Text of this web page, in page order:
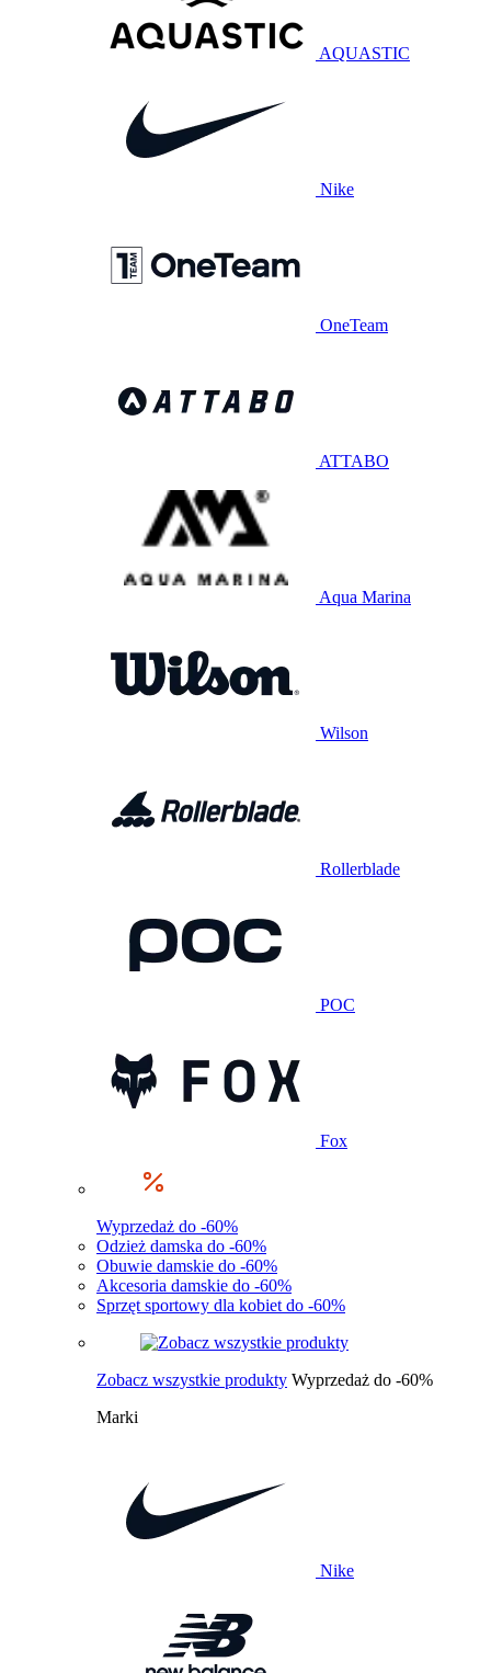
AQUASTIC
Nike
OneTeam
ATTABO
Aqua Marina
Wilson
Rollerblade
POC
Fox
Wyprzedaż do -60%
Odzież damska do -60%
Obuwie damskie do -60%
Akcesoria damskie do -60%
Sprzęt sportowy dla kobiet do -60%
Zobacz wszystkie produkty Wyprzedaż do -60%
Marki
Nike